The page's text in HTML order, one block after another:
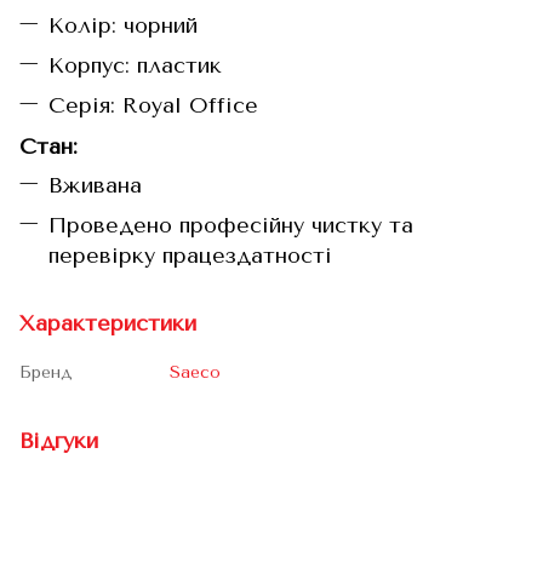
Колір: чорний
Корпус: пластик
Серія: Royal Office
Стан:
Вживана
Проведено професійну чистку та
перевірку працездатності
Характеристики
Бренд Saeco
Відгуки